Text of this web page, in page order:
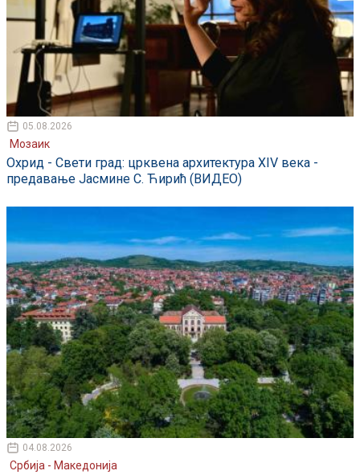
05.08.2026
Мозаик
Охрид - Свети град: црквена архитектура XIV века -
предавање Јасмине С. Ћирић (ВИДЕО)
04.08.2026
Србија - Македонија